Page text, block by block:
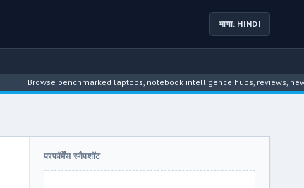
भाषा: HINDI
Browse benchmarked laptops, notebook intelligence hubs, reviews, news,
परफॉर्मेंस स्नैपशॉट